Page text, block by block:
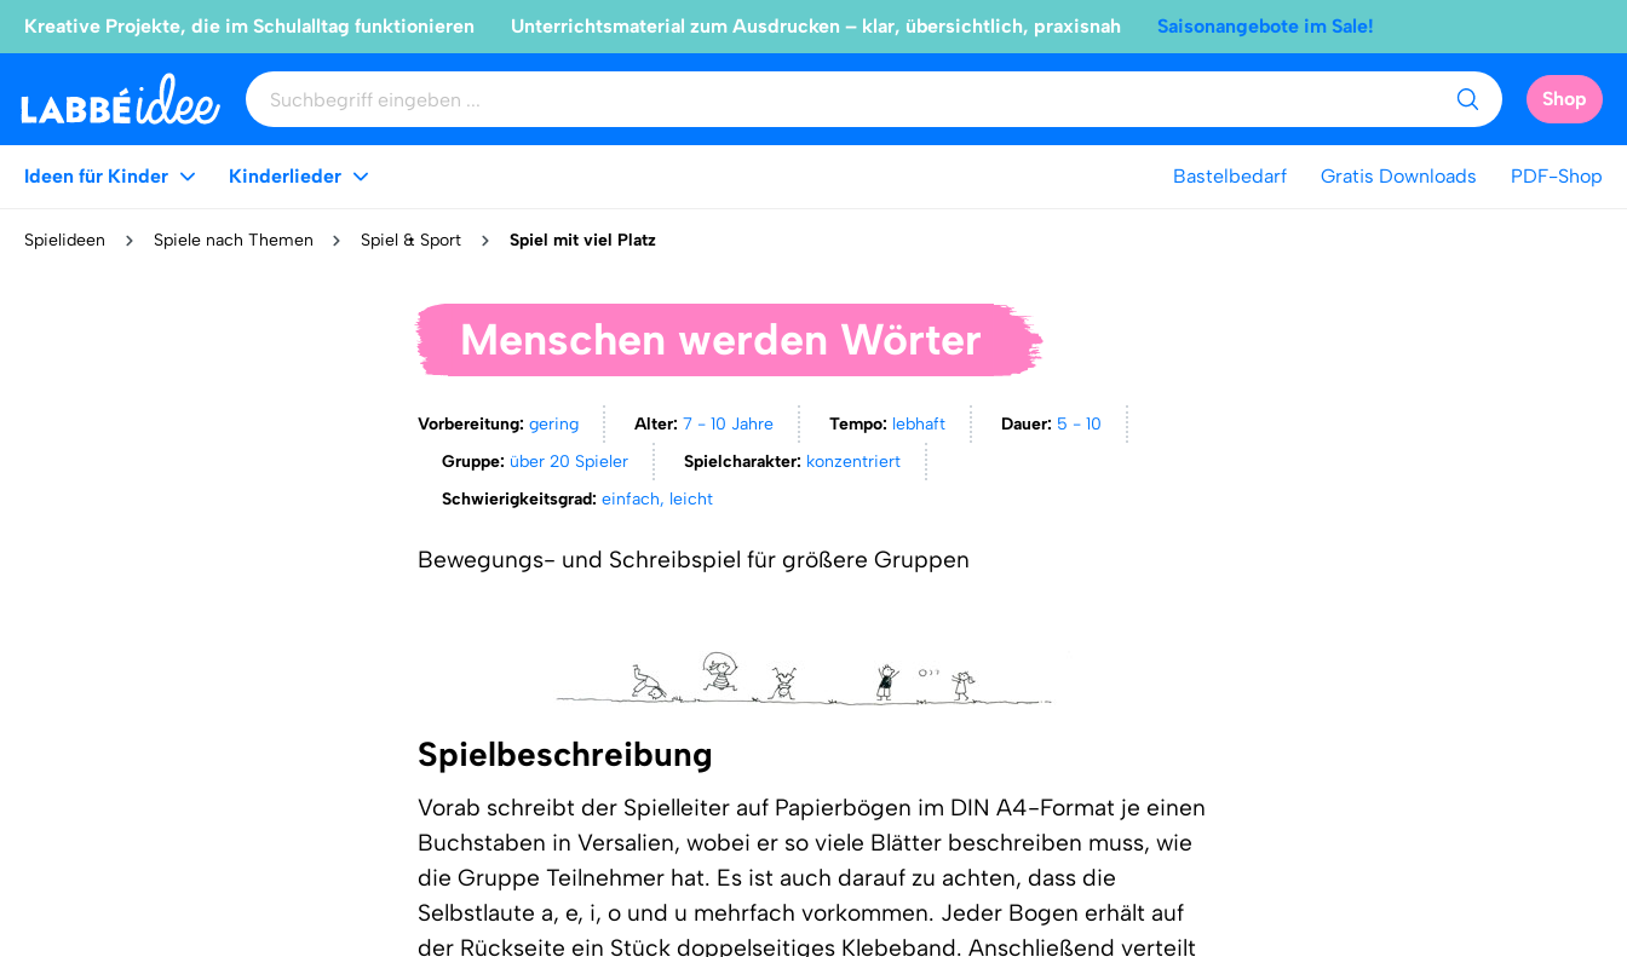
Kreative Projekte, die im Schulalltag funktionieren Unterrichtsmaterial zum Ausdrucken – klar, übersichtlich, praxisnah Saisonangebote im Sale!
Shop
Ideen für Kinder Kinderlieder Bastelbedarf Gratis Downloads PDF-Shop
Spielideen Spiele nach Themen Spiel & Sport Spiel mit viel Platz
Menschen werden Wörter
Vorbereitung:gering Alter:7 - 10 Jahre Tempo: lebhaft Dauer: 5 - 10
Gruppe: über 20 Spieler Spielcharakter: konzentriert
Schwierigkeitsgrad:einfach, leicht
Bewegungs- und Schreibspiel für größere Gruppen
Spielbeschreibung
Vorab schreibt der Spielleiter auf Papierbögen im DIN A4-Format je einen
Buchstaben in Versalien, wobei er so viele Blätter beschreiben muss, wie
die Gruppe Teilnehmer hat. Es ist auch darauf zu achten, dass die
Selbstlaute a, e, i, o und u mehrfach vorkommen. Jeder Bogen erhält auf
der Rückseite ein Stück doppelseitiges Klebeband. Anschließend verteilt